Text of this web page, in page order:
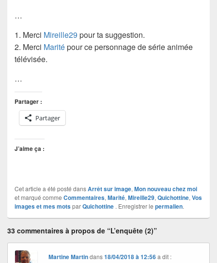
…
1. Merci Mireille29 pour ta suggestion.
2. Merci Maritépour ce personnage de série animée
télévisée.
…
Partager :
Partager
J’aime ça :
Cet article a été posté dansArrêt sur image, Mon nouveau chez moi
et marqué comme Commentaires, Marité, Mireille29, Quichottine, Vos
images et mes motsparQuichottine . Enregistrer le permalien.
33 commentaires à propos de “L’enquête (2)”
Martine Martindans18/04/2018 à 12:56 a dit :